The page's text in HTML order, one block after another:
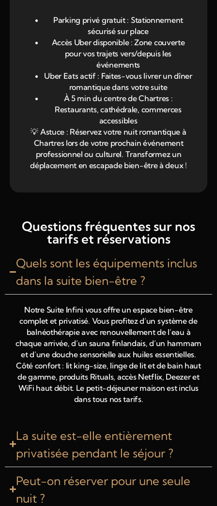
Parking privé gratuit : Stationnement
sécurisé sur place
Accès Uber disponible : Zone couverte
pour vos trajets vers/depuis les
événements
Uber Eats actif : Faites-vous livrer un dîner
romantique dans votre suite
À 5 min du centre de Chartres :
Restaurants, cathédrale, commerces
accessibles
💡 Astuce : Réservez votre nuit romantique à
Chartres lors de votre prochain événement
professionnel ou culturel. Transformez un
déplacement en escapade bien-être à deux !
Questions fréquentes sur nos
tarifs et réservations
Quels sont les équipements inclus
dans la suite bien-être ?
Notre Suite Infini vous offre un espace bien-être
complet et privatisé. Vous profitez d’un système de
balnéothérapie avec renouvellement de l’eau à
chaque arrivée, d’un sauna finlandais, d’un hammam
et d’une douche sensorielle aux huiles essentielles.
Côté confort : lit king-size, linge de lit et de bain haut
de gamme, produits Rituals, accès Netflix, Deezer et
WiFi haut débit. Le petit-déjeuner maison est inclus
dans tous nos tarifs.
La suite est-elle entièrement
privatisée pendant le séjour ?
Peut-on réserver pour une seule
nuit ?